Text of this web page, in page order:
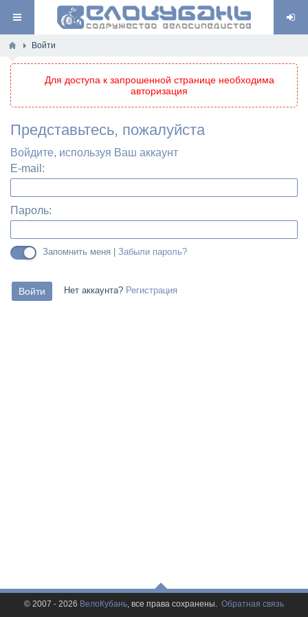
Войти
Для доступа к запрошенной странице необходима
авторизация
Представьтесь, пожалуйста
Войдите, используя Ваш аккаунт
E-mail:
Пароль:
Запомнить меня | Забыли пароль?
Нет аккаунта? Регистрация
© 2007 - 2026 ВелоКубань, все права сохранены. Обратная связь